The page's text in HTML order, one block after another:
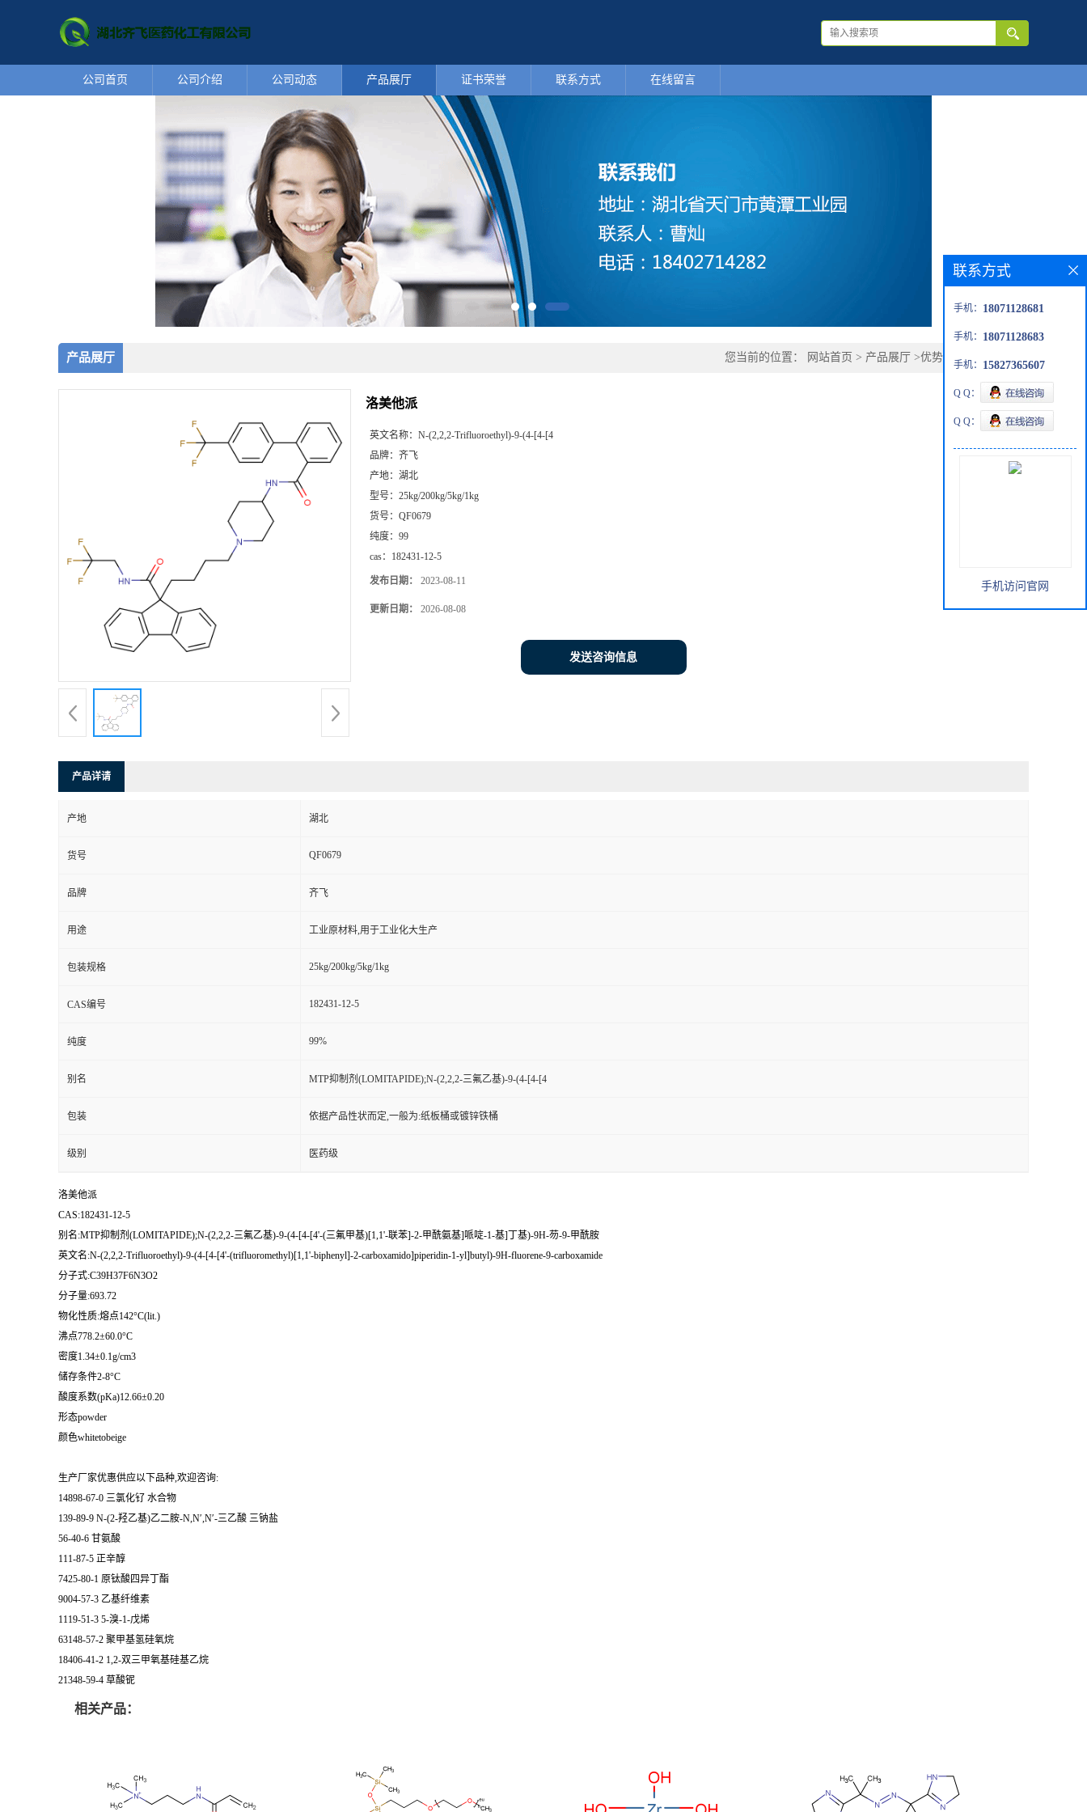
公司首页 公司介绍 公司动态 产品展厅 证书荣誉 联系方式 在线留言
产品展厅 您当前的位置： 网站首页 > 产品展厅 >优势品种>
洛美他派
英文名称： N-(2,2,2-Trifluoroethyl)-9-(4-[4-[4
品牌： 齐飞
产地： 湖北
型号： 25kg/200kg/5kg/1kg
货号： QF0679
纯度： 99
cas： 182431-12-5
发布日期： 2023-08-11
更新日期： 2026-08-08
发送咨询信息
产品详请
产地 湖北
货号 QF0679
品牌 齐飞
用途 工业原材料,用于工业化大生产
包装规格 25kg/200kg/5kg/1kg
CAS编号 182431-12-5
纯度 99%
别名 MTP抑制剂(LOMITAPIDE);N-(2,2,2-三氟乙基)-9-(4-[4-[4
包装 依据产品性状而定,一般为:纸板桶或镀锌铁桶
级别 医药级
洛美他派
CAS:182431-12-5
别名:MTP抑制剂(LOMITAPIDE);N-(2,2,2-三氟乙基)-9-(4-[4-[4'-(三氟甲基)[1,1'-联苯]-2-甲酰氨基]哌啶-1-基]丁基)-9H-芴-9-甲酰胺
英文名:N-(2,2,2-Trifluoroethyl)-9-(4-[4-[4'-(trifluoromethyl)[1,1'-biphenyl]-2-carboxamido]piperidin-1-yl]butyl)-9H-fluorene-9-carboxamide
分子式:C39H37F6N3O2
分子量:693.72
物化性质:熔点142°C(lit.)
沸点778.2±60.0°C
密度1.34±0.1g/cm3
储存条件2-8°C
酸度系数(pKa)12.66±0.20
形态powder
颜色whitetobeige
生产厂家优惠供应以下品种,欢迎咨询:
14898-67-0 三氯化钌 水合物
139-89-9 N-(2-羟乙基)乙二胺-N,N′,N′-三乙酸 三钠盐
56-40-6 甘氨酸
111-87-5 正辛醇
7425-80-1 原钛酸四异丁酯
9004-57-3 乙基纤维素
1119-51-3 5-溴-1-戊烯
63148-57-2 聚甲基氢硅氧烷
18406-41-2 1,2-双三甲氧基硅基乙烷
21348-59-4 草酸铌
相关产品：
联系方式
手机： 18071128681
手机： 18071128683
手机： 15827365607
Q Q：
Q Q：
手机访问官网